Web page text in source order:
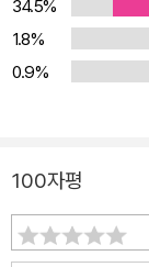
는 대답(메아리)이
려 들어가고, 이때
되찾아서 배고픈
이는 언덕 반대편
명쾌하고도 통쾌한
구전되는 노랫말
을 주지 않으면 잡
34.5%
1.8%
0.9%
100자평